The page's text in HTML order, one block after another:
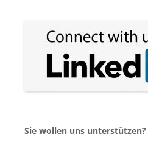
Sie wollen uns unterstützen?